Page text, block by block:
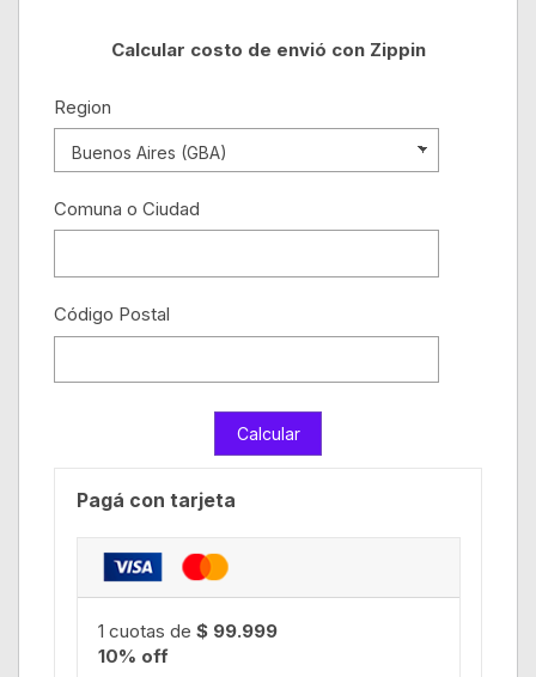
Calcular costo de envió con Zippin
Region
Comuna o Ciudad
Código Postal
Pagá con tarjeta
1 cuotas de $ 99.999
10% off